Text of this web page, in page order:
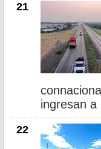
21
ingresan a
22